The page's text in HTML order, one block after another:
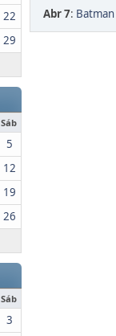
22
29
Sáb
5
12
19
26
Sáb
3
Abr 7: